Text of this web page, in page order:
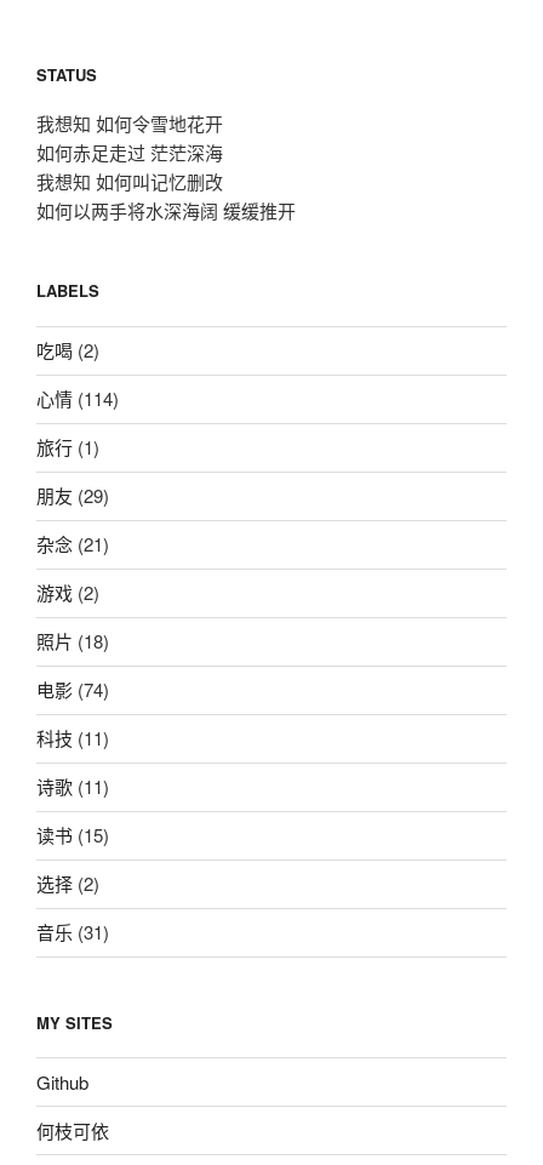
STATUS
我想知 如何令雪地花开
如何赤足走过 茫茫深海
我想知 如何叫记忆删改
如何以两手将水深海阔 缓缓推开
LABELS
吃喝 (2)
心情 (114)
旅行 (1)
朋友 (29)
杂念 (21)
游戏 (2)
照片 (18)
电影 (74)
科技 (11)
诗歌 (11)
读书 (15)
选择 (2)
音乐 (31)
MY SITES
Github
何枝可依